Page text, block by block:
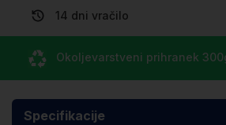
14 dni vračilo
Okoljevarstveni prihranek
Specifikacije